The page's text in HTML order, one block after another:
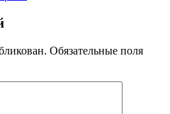
Обязательные поля